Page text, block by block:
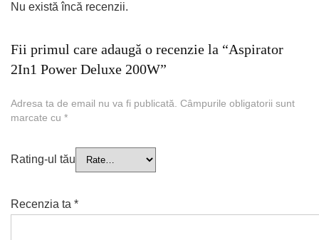
Nu există încă recenzii.
Fii primul care adaugă o recenzie la “Aspirator
2In1 Power Deluxe 200W”
Adresa ta de email nu va fi publicată. Câmpurile obligatorii sunt
marcate cu *
Rating-ul tău
Recenzia ta *